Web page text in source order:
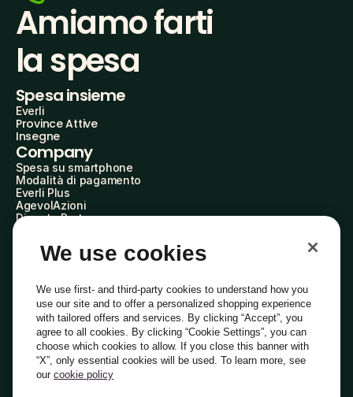
Amiamo farti
la spesa
Spesa insieme
Everli
Province Attive
Insegne
Company
Spesa su smartphone
Modalità di pagamento
Everli Plus
AgevolAzioni
Diventa Partner
Everli Shoppers
About Us
Everli News
Domande frequenti
Lavora con noi
Diventa Shopper
Investitori
PrivacyCookiePreferenze Cookie
Termini e CondizioniCodice Etico
Indirizzo PEC: everli@pec.it - indirizzo DPO: dpo@everli.com
We use cookies
We use first- and third-party cookies to understand how you
use our site and to offer a personalized shopping experience
with tailored offers and services. By clicking “Accept”, you
agree to all cookies. By clicking “Cookie Settings”, you can
choose which cookies to allow. If you close this banner with
“X”, only essential cookies will be used. To learn more, see
our cookie policy